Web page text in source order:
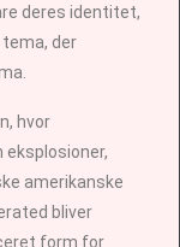
deres identitet,
der
hvor
amerikanske
bliver
form for